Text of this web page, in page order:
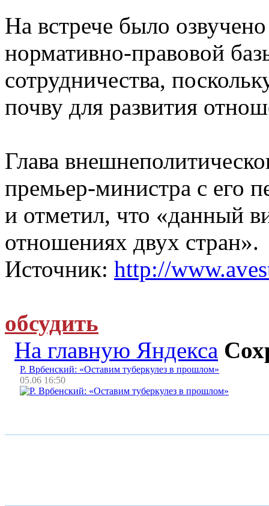
На встрече было
нормативно-правовой
сотрудничества,
почву для развития
Глава
премьер-министра с его
и отметил, что «данный
отношениях двух стран».
Источник: http://
обсудить
На главную Яндекса
Р. Врбенский: «Оставим туберкулез в прошлом»
05.06 16:50